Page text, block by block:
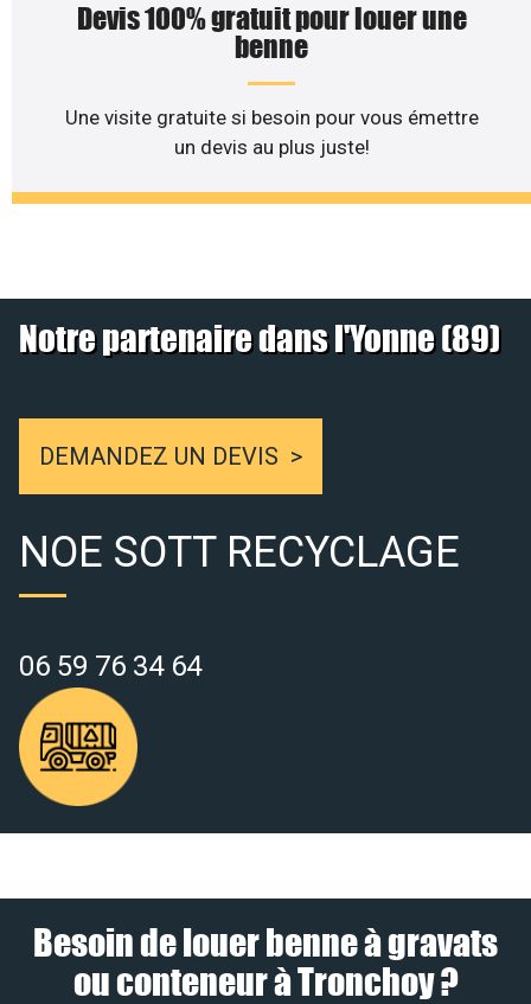
Devis 100% gratuit pour louer une
benne
Une visite gratuite si besoin pour vous émettre
un devis au plus juste!
Notre partenaire dans l'Yonne (89)
DEMANDEZ UN DEVIS
NOE SOTT RECYCLAGE
06 59 76 34 64
Besoin de louer benne à gravats
ou conteneur à Tronchoy ?